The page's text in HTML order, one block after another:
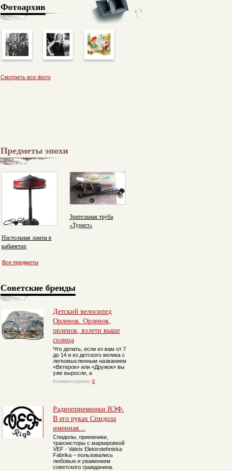
Фотоархив
Смотреть все фото
Предметы эпохи
Настольная лампа в
кабинетах
власти. Для света и
Зрительная труба
«Турист»
Все предметы
Советские бренды
Детский велосипед
Орленок. Орленок,
орленок, взлети выше
солнца
Что делать, если из вам от 7
до 14 и из детского велика с
легкомысленным названием
«Ветерок» или «Дружок» вы
уже выросли, а
Комментариев: 0
Радиоприемники ВЭФ.
В его руках Спидола
именная…
Спидолы, приемники,
транзисторы с маркировкой
VEF - Valsts Elektrotehniska
Fabrika – пользовались
любовью и уважением
советского гражданина.